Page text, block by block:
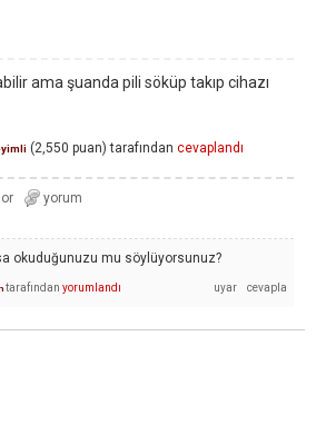
ama şuanda pili söküp takıp cihazı
(2,550 puan) tarafından cevaplandı
okuduğunuzu mu söylüyorsunuz?
tarafından yorumlandı